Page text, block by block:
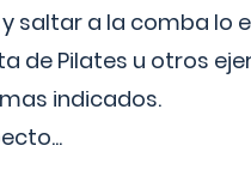
saltar a la comba lo
de Pilates u otros
indicados.
...